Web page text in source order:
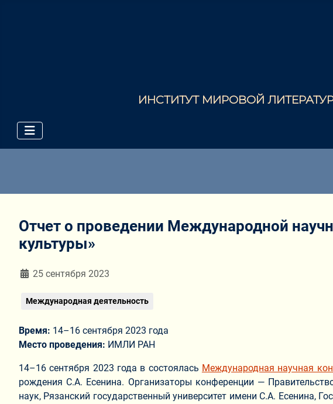
ИНСТИТУТ МИРОВОЙ
Отчет о проведении Международной
культуры»
Информация о материале
25 сентября 2023
Международная деятельность
Время: 14–16 сентября 2023 года
Место проведения: ИМЛИ РАН
14–16 сентября 2023 года в состоялась Международная научная
рождения С.А. Есенина. Организаторы конференции —
наук, Рязанский государственный университет имени С.А. Есенина,